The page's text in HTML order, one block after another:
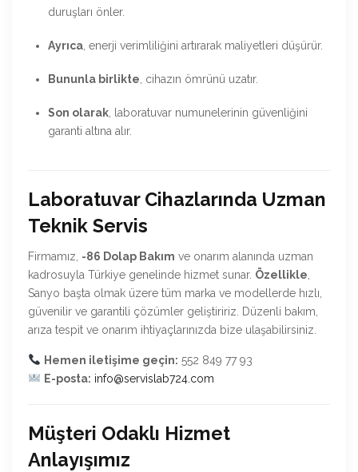
duruşları önler.
Ayrıca , enerji verimliliğini artırarak maliyetleri düşürür.
Bununla birlikte , cihazın ömrünü uzatır.
Son olarak , laboratuvar numunelerinin güvenliğini
garanti altına alır.
Laboratuvar Cihazlarında Uzman
Teknik Servis
Firmamız, -86 Dolap Bakım ve onarım alanında uzman
kadrosuyla Türkiye genelinde hizmet sunar. Özellikle
Sanyo başta olmak üzere tüm marka ve modellerde hızlı,
güvenilir ve garantili çözümler geliştiririz. Düzenli bakım,
arıza tespit ve onarım ihtiyaçlarınızda bize ulaşabilirsiniz.
Hemen iletişime geçin: 552 849 77 93
E-posta: info@servislab724.com
Müşteri Odaklı Hizmet
Anlayışımız